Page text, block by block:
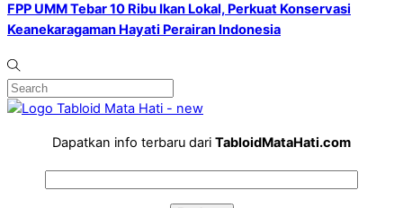
FPP UMM Tebar 10 Ribu Ikan Lokal, Perkuat Konservasi
Keanekaragaman Hayati Perairan Indonesia
Dapatkan info terbaru dari TabloidMataHati.com